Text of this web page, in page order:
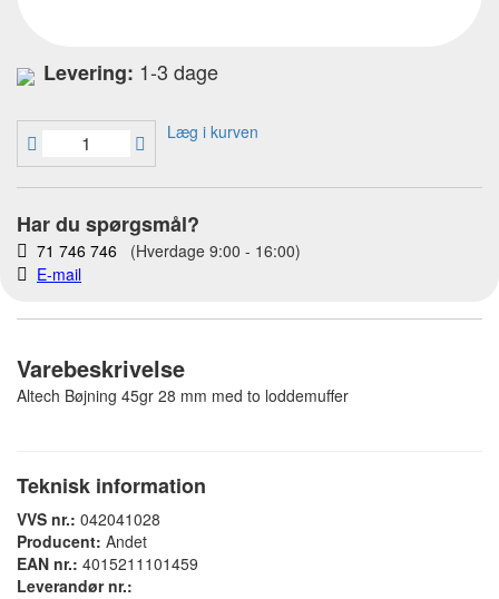
Levering: 1-3 dage
Læg i kurven
Har du spørgsmål?
71 746 746 (Hverdage 9:00 - 16:00)
E-mail
Varebeskrivelse
Altech Bøjning 45gr 28 mm med to loddemuffer
Teknisk information
VVS nr.: 042041028
Producent: Andet
EAN nr.: 4015211101459
Leverandør nr.: